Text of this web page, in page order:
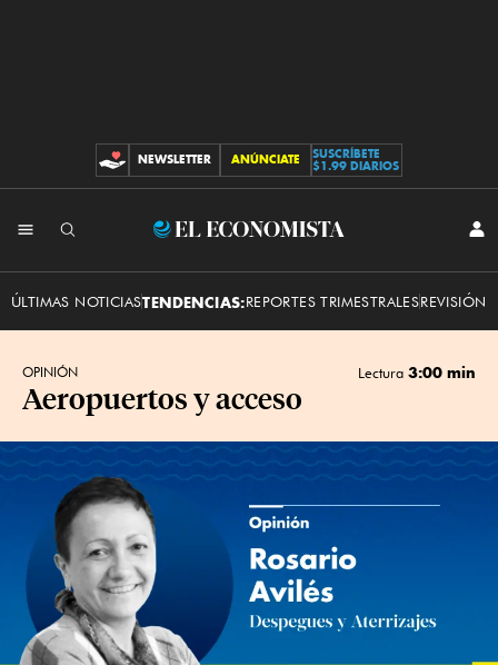
CONTRIBUCIONES
NEWSLETTER ANÚNCIATE
SUSCRÍBETE
$1.99 DIARIOS
El
ÚLTIMAS NOTICIASTENDENCIAS:REPORTES TRIMESTRALESREVISIÓN
OPINIÓN Lectura 3:00 min
Aeropuertos y acceso